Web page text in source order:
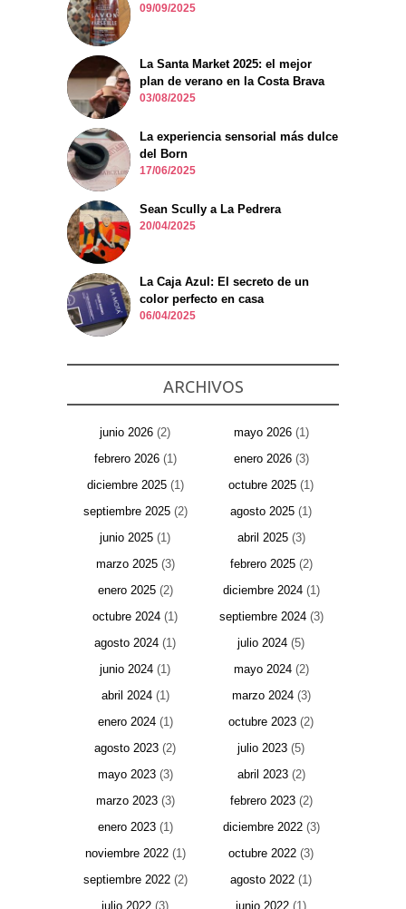
09/09/2025
La Santa Market 2025: el mejor
plan de verano en la Costa Brava
03/08/2025
La experiencia sensorial más dulce
del Born
17/06/2025
Sean Scully a La Pedrera
20/04/2025
La Caja Azul: El secreto de un
color perfecto en casa
06/04/2025
ARCHIVOS
junio 2026 (2) mayo 2026(1)
febrero 2026(1) enero 2026(3)
diciembre 2025(1) octubre 2025 (1)
septiembre 2025(2) agosto 2025 (1)
junio 2025 (1) abril 2025(3)
marzo 2025(3) febrero 2025(2)
enero 2025(2) diciembre 2024(1)
octubre 2024 (1) septiembre 2024(3)
agosto 2024 (1) julio 2024 (5)
junio 2024 (1) mayo 2024(2)
abril 2024(1) marzo 2024(3)
enero 2024(1) octubre 2023 (2)
agosto 2023 (2) julio 2023 (5)
mayo 2023(3) abril 2023(2)
marzo 2023(3) febrero 2023(2)
enero 2023(1) diciembre 2022(3)
noviembre 2022(1) octubre 2022 (3)
septiembre 2022(2) agosto 2022 (1)
julio 2022 (3) junio 2022 (1)